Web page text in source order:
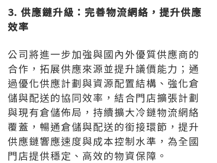
3. 供應鏈升級：完善物流網絡，提升供應
效率
公司將進一步加強與國內外優質供應商的
合作，拓展供應來源並提升議價能力；通
過優化供應計劃與資源配置結構、強化倉
儲與配送的協同效率，結合門店擴張計劃
與現有倉儲佈局，持續擴大冷鏈物流網絡
覆蓋，暢通倉儲與配送的銜接環節，提升
供應鏈響應速度與成本控制水準，為全國
門店提供穩定、高效的物資保障。